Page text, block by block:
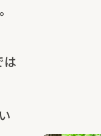
は